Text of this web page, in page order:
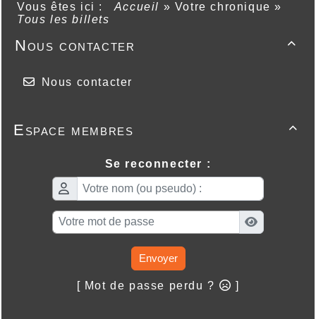
Vous êtes ici : Accueil » Votre chronique »
Tous les billets

Nous contacter
Nous contacter

Espace membres
Se reconnecter :
Envoyer
[ Mot de passe perdu ? ]